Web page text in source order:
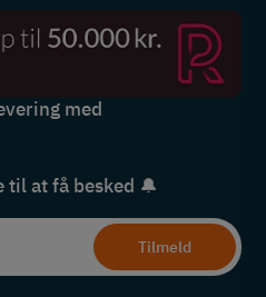
med
at få besked 🔔
Tilmeld